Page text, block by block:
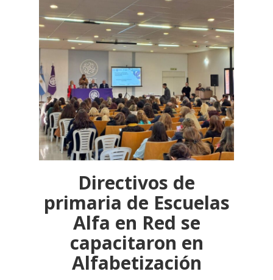
Directivos de
primaria de Escuelas
Alfa en Red se
capacitaron en
Alfabetización